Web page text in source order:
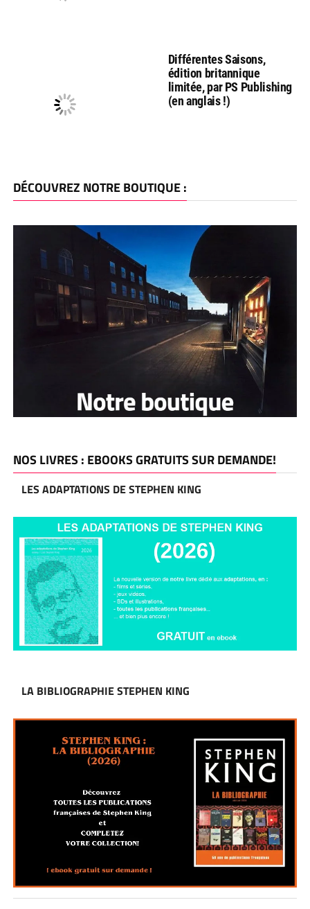
Différentes Saisons,
édition britannique
limitée, par PS Publishing
(en anglais !)
DÉCOUVREZ NOTRE BOUTIQUE :
NOS LIVRES : EBOOKS GRATUITS SUR DEMANDE!
LES ADAPTATIONS DE STEPHEN KING
LA BIBLIOGRAPHIE STEPHEN KING